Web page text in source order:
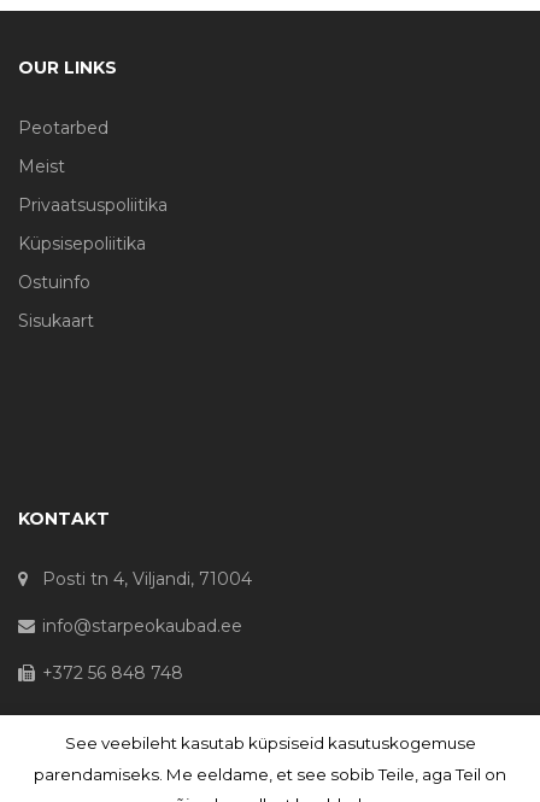
OUR LINKS
Peotarbed
Meist
Privaatsuspoliitika
Küpsisepoliitika
Ostuinfo
Sisukaart
KONTAKT
Posti tn 4, Viljandi, 71004
info@starpeokaubad.ee
+372 56 848 748
© Haljaste OÜ 2020 - Registrikood 10645867
See veebileht kasutab küpsiseid kasutuskogemuse
parendamiseks. Me eeldame, et see sobib Teile, aga Teil on